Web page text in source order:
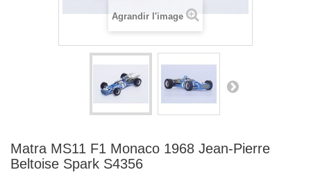
Agrandir l'image
Matra MS11 F1 Monaco 1968 Jean-Pierre
Beltoise Spark S4356